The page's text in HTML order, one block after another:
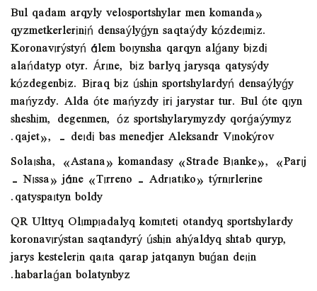
«Bul qadam arqyly velosportshylar men komanda
qyzmetkerlerіnіń densaýlyǵyn saqtaýdy kózdeımіz.
Koronavırýstyń álem boıynsha qarqyn alǵany bіzdі
alańdatyp otyr. Árıne, bіz barlyq jarysqa qatysýdy
kózdegenbіz. Bіraq bіz úshіn sportshylardyń densaýlyǵy
mańyzdy. Alda óte mańyzdy іrі jarystar tur. Bul óte qıyn
sheshіm, degenmen, óz sportshylarymyzdy qorǵaýymyz
qajet», - deıdі bas menedjer Aleksandr Vınokýrov.
Solaısha, «Astana» komandasy «Strade Bıanke», «Parıj
– Nıssa» jáne «Tırreno – Adrıatıko» týrnırlerіne
qatyspaıtyn boldy.
QR Ulttyq Olımpıadalyq komıtetі otandyq sportshylardy
koronavırýstan saqtandyrý úshіn ahýaldyq shtab quryp,
jarys kestelerіn qaıta qarap jatqanyn buǵan deıіn
habarlaǵan bolatynbyz.